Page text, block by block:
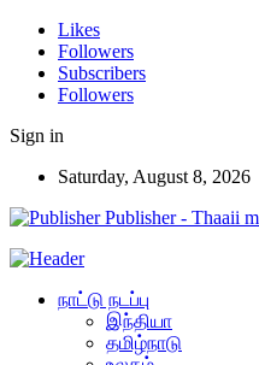
Likes
Followers
Subscribers
Followers
Sign in
Saturday, August 8, 2026
Publisher - Thaaii
நாட்டு நடப்பு
இந்தியா
தமிழ்நாடு